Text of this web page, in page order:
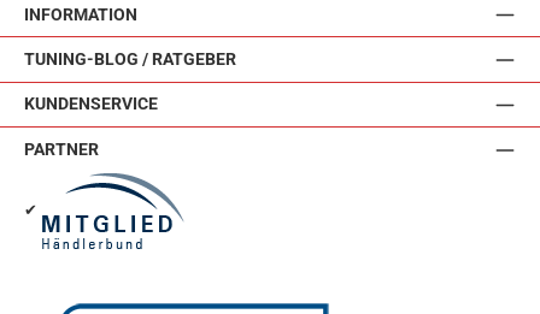
INFORMATION
TUNING-BLOG / RATGEBER
KUNDENSERVICE
PARTNER
✔